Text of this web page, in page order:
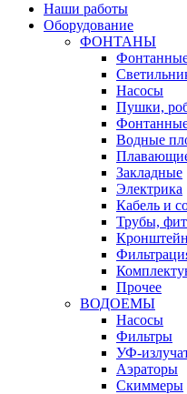
Наши работы
Оборудование
ФОНТАНЫ
Насосы
Пушки,
Водные
Закладные
Электрика
Кабель и
Трубы,
Прочее
ВОДОЕМЫ
Насосы
Фильтры
УФ-
Аэраторы
Cкиммеры